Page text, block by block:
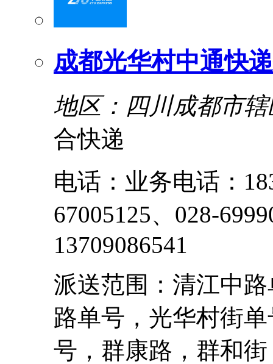
成都光华村中通快
地区：四川成都市辖
合快递
电话：业务电话：
67005125、028-
13709086541
派送范围：清江中
路单号，光华村街
号，群康路，群和